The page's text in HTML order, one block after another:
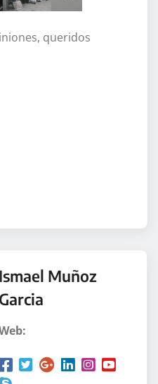
queridos
Ismael Muñoz
Garcia